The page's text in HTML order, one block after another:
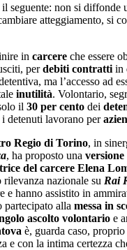
il seguente: non si diffonde
atteggiamento, si
in carcere che essere
perdebiti contratti in
ma l’accesso ad
inutilità. Volontario,
il 30 per cento dei
i detenuti lavorano per
Regio di Torino, in
, ha proposto una versione
del carcere Elena
rilevanza nazionale su Rai
e hanno assistito in
partecipato alla messa in
ascolto volontario e
è, guarda caso,
e con la intima certezza